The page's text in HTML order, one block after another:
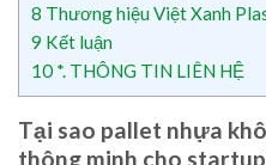
8 Thương hiệu Việt Xanh
9 Kết luận
10 *. THÔNG TIN LIÊN HỆ
Tại sao pallet nhựa
thông minh cho